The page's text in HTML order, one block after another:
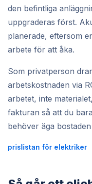
den befintliga
uppgraderas först.
planerade, eftersom
arbete för att åka.
Som privatperson
arbetskostnaden via
arbetet, inte
fakturan så att du
behöver äga
prislistan för elektriker